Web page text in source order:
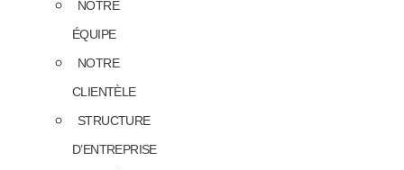
NOTRE
ÉQUIPE
NOTRE
CLIENTÈLE
STRUCTURE
D’ENTREPRISE